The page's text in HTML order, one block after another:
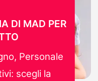
DI MAD PER
Personale
scegli la